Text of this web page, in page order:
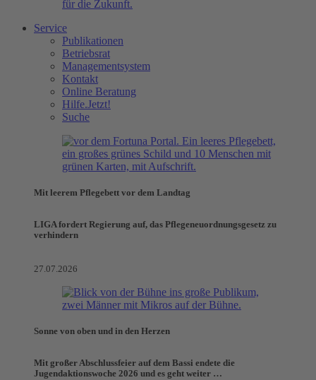
Service
Publikationen
Betriebsrat
Managementsystem
Kontakt
Online Beratung
Hilfe.Jetzt!
Suche
Mit leerem Pflegebett vor dem Landtag
LIGA fordert Regierung auf, das Pflegeneuordnungsgesetz zu
verhindern
27.07.2026
Sonne von oben und in den Herzen
Mit großer Abschlussfeier auf dem Bassi endete die
Jugendaktionswoche 2026 und es geht weiter …